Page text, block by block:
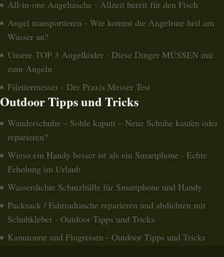
All-in-one Angeltasche - Allzeit bereit für den Fisch
Angel transportieren - Wie kommt die Angelrute heil am
Wasser an?
Unsere TOP 3 Angelköder - Diese Dinger MÜSSEN mit
zum Angeln
Filetiermesser - Der Praxis Messer Test
Outdoor Tipps und Tricks
Wanderschuhe – Sohle kaputt – Neue Schuhe kaufen oder
reparieren?
Wieso ein Handy besser ist als ein Smartphone - Echte
Erholung im Urlaub
Wasserdichte Schutzhülle für Smartphone und Handy
Packsack / Fahrradtasche reparieren und abdichten mit
Schuhkleber - Outdoor Tipps und Tricks
Kanutonne und Flugreisen - Outdoor Tipps und Tricks